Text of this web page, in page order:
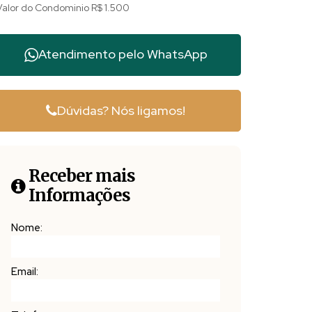
do Condominio R$1.500
Atendimento peloWhatsApp
Dúvidas? Nós ligamos!
Receber mais
Informações
Nome:
Email: